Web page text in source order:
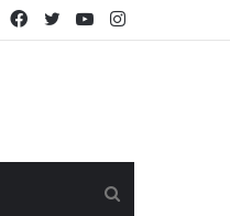
YouTube
Twitter
Facebook